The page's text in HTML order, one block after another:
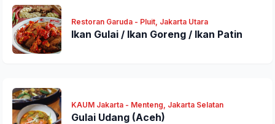
Restoran Garuda - Pluit, Jakarta Utara
Ikan Gulai / Ikan Goreng / Ikan Patin
KAUM Jakarta - Menteng, Jakarta Selatan
Gulai Udang (Aceh)